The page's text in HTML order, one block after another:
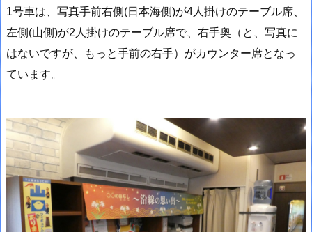
1号車は、写真手前右側(日本海側)が4人掛けのテーブル席、
左側(山側)が2人掛けのテーブル席で、右手奥（と、写真に
はないですが、もっと手前の右手）がカウンター席となっ
ています。